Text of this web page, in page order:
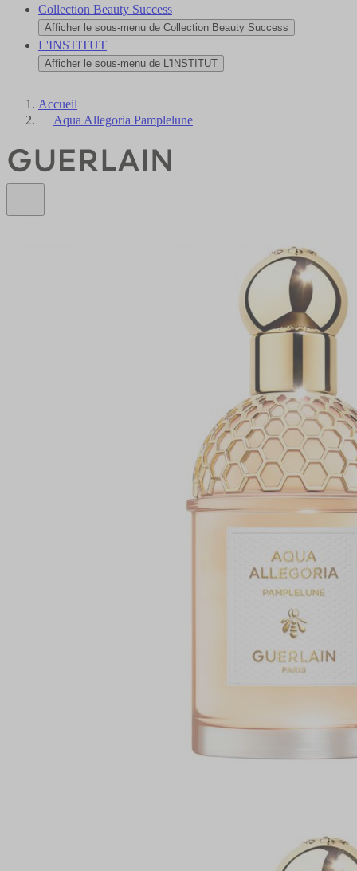
Collection Beauty Success
Afficher le sous-menu de Collection Beauty Success
L'INSTITUT
Afficher le sous-menu de L'INSTITUT
Accueil
Aqua Allegoria Pamplelune